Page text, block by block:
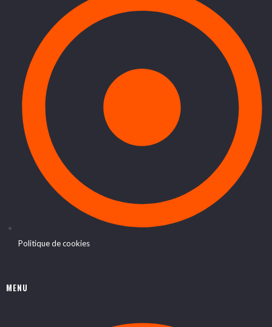
Politique de cookies
MENU